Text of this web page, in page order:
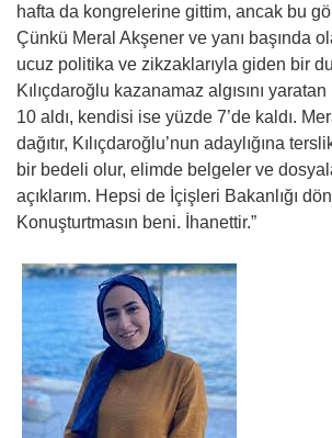
hafta da kongrelerine gittim, ancak bu
Çünkü Meral Akşener ve yanı başında
ucuz politika ve zikzaklarıyla giden bir
Kılıçdaroğlu kazanamaz algısını
10 aldı, kendisi ise yüzde 7’de kaldı.
dağıtır, Kılıçdaroğlu’nun adaylığına
bir bedeli olur, elimde belgeler ve
açıklarım. Hepsi de İçişleri Bakanlığı
Konuşturtmasın beni. İhanettir.”